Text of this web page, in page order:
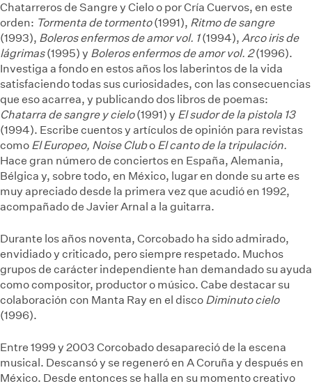
Chatarreros de Sangre y Cielo o por Cría Cuervos, en este
orden: Tormenta de tormento(1991), Ritmo de sangre
(1993), Boleros enfermos de amor vol. 1(1994), Arco iris de
lágrimas(1995) y Boleros enfermos de amor vol. 2(1996).
Investiga a fondo en estos años los laberintos de la vida
satisfaciendo todas sus curiosidades, con las consecuencias
que eso acarrea, y publicando dos libros de poemas:
Chatarra de sangre y cielo(1991) y El sudor de la pistola 13
(1994). Escribe cuentos y artículos de opinión para revistas
como El Europeo, Noise Clubo El canto de la tripulación.
Hace gran número de conciertos en España, Alemania,
Bélgica y, sobre todo, en México, lugar en donde su arte es
muy apreciado desde la primera vez que acudió en 1992,
acompañado de Javier Arnal a la guitarra.
Durante los años noventa, Corcobado ha sido admirado,
envidiado y criticado, pero siempre respetado. Muchos
grupos de carácter independiente han demandado su ayuda
como compositor, productor o músico. Cabe destacar su
colaboración con Manta Ray en el disco Diminuto cielo
(1996).
Entre 1999 y 2003 Corcobado desapareció de la escena
musical. Descansó y se regeneró en A Coruña y después en
México. Desde entonces se halla en su momento creativo